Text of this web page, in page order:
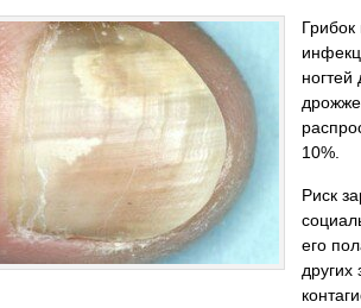
Грибок
10%.
Риск
его
других